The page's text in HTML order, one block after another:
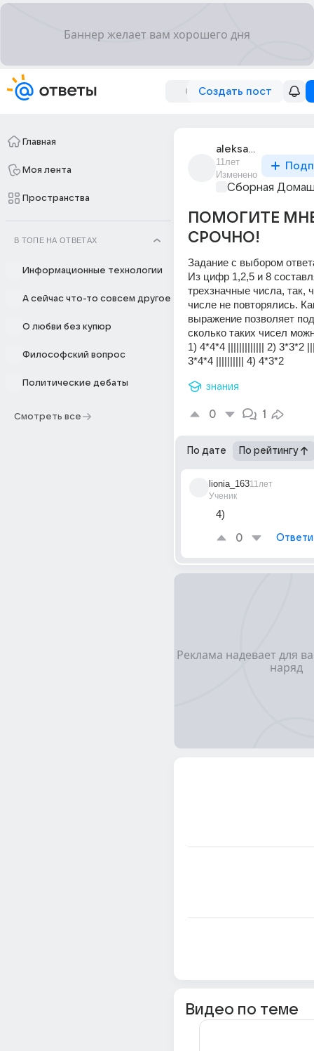
Создать пост
Главная
Моя лента
Пространства
В ТОПЕ НА ОТВЕТАХ
Информационные технологии
А сейчас что-то совсем другое
О любви без купюр
Философский вопрос
Политические дебаты
Смотреть все
aleksandr_88605
11лет
Изменено
Сборная
ПОМОГИТЕ
СРОЧНО!
Задание с выбором
Из цифр 1,2,5 и 8
трехзначные числа, так,
числе не повторялись.
выражение позволяет
сколько таких чисел
1) 4*4*4 ||||||||||||| 2) 3*3*2
3*4*4 |||||||||| 4) 4*3*2
знания
0 1
По дате По рейтингу
lionia_163
Ученик
11лет
4)
0
Видео по теме